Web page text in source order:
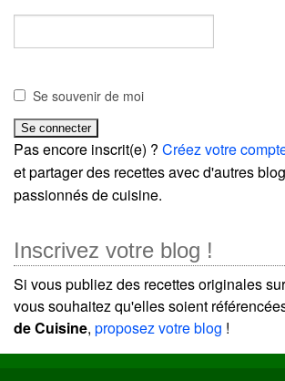
Se souvenir de moi
Pas encore inscrit(e) ? Créez votre
et partager des recettes avec d'autres
passionnés de cuisine.
Inscrivez votre blog !
Si vous publiez des recettes originales
vous souhaitez qu'elles soient
de Cuisine, proposez votre blog !